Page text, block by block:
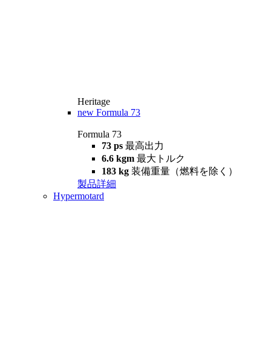
Heritage
new Formula 73
Formula 73
73 ps 最高出力
6.6 kgm 最大トルク
183 kg 装備重量（燃料を除く）
製品詳細
Hypermotard